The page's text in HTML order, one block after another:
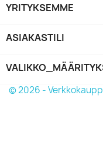
YRITYKSEMME
ASIAKASTILI
© 2026 -